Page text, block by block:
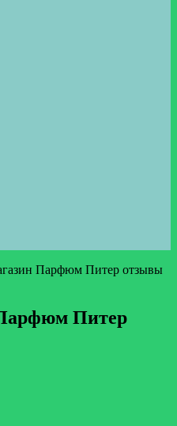
Парфюм Питер отзывы
Питер